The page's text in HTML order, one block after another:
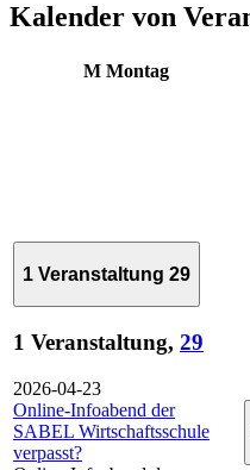
Kalender von
M Montag
1 Veranstaltung 29
1 Veranstaltung, 29
2026-04-23
Online-Infoabend der
SABEL Wirtschaftsschule
verpasst?